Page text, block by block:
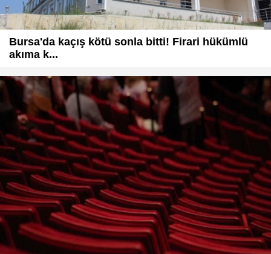
Bursa'da kaçış kötü sonla bitti! Firari hükümlü
akıma k...